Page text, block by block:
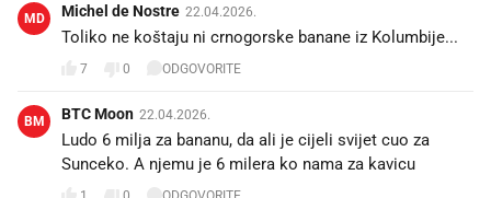
MD Michel de Nostre 22.04.2026.
Toliko ne koštaju ni crnogorske banane iz Kolumbije...
7 0 ODGOVORITE
BM BTC Moon 22.04.2026.
Ludo 6 milja za bananu, da ali je cijeli svijet cuo za
Sunceko. A njemu je 6 milera ko nama za kavicu